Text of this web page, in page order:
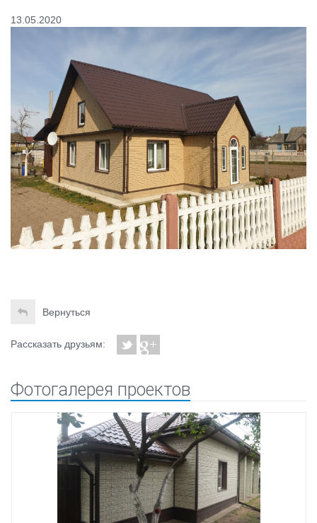
13.05.2020
Вернуться
Рассказать друзьям:
Фотогалерея проектов